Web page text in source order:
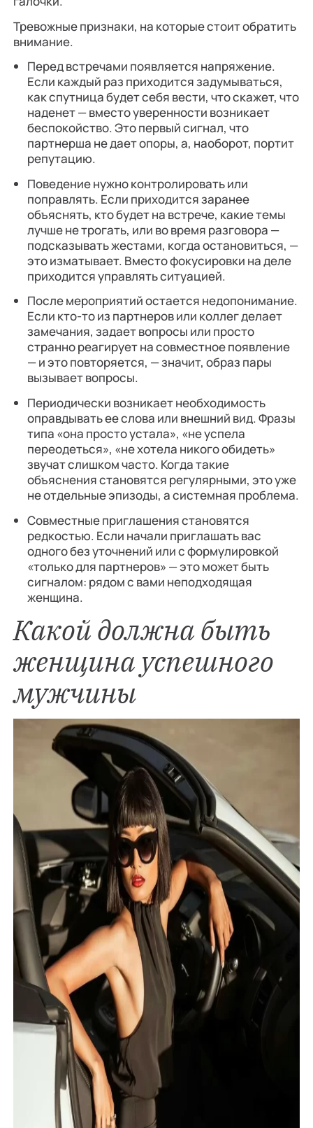
Тревожные признаки, на которые стоит обратить
внимание.
Перед встречами появляется напряжение.
Если каждый раз приходится задумываться,
как спутница будет себя вести, что скажет, что
наденет — вместо уверенности возникает
беспокойство. Это первый сигнал, что
партнерша не дает опоры, а, наоборот, портит
репутацию.
Поведение нужно контролировать или
поправлять. Если приходится заранее
объяснять, кто будет на встрече, какие темы
лучше не трогать, или во время разговора —
подсказывать жестами, когда остановиться, —
это изматывает. Вместо фокусировки на деле
приходится управлять ситуацией.
После мероприятий остается недопонимание.
Если кто-то из партнеров или коллег делает
замечания, задает вопросы или просто
странно реагирует на совместное появление
— и это повторяется, — значит, образ пары
вызывает вопросы.
Периодически возникает необходимость
оправдывать ее слова или внешний вид. Фразы
типа «она просто устала», «не успела
переодеться», «не хотела никого обидеть»
звучат слишком часто. Когда такие
объяснения становятся регулярными, это уже
не отдельные эпизоды, а системная проблема.
Совместные приглашения становятся
редкостью. Если начали приглашать вас
одного без уточнений или с формулировкой
«только для партнеров» — это может быть
сигналом: рядом с вами неподходящая
женщина.
Какой должна быть
женщина успешного
мужчины